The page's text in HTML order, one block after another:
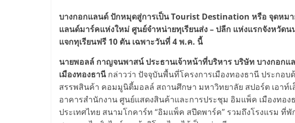
บางกอกแลนด์ ปักหมุดสู่การเป็นTourist Destination หรือ จุดหมา
แลนด์มาร์คแห่งใหม่ ศูนย์จำหน่ายทุเรียนส่ง – ปลีก แห่งแรกจังหวัด
แจกทุเรียนฟรี 10 ตัน เฉพาะวันที่ 4 พ.ค. นี้
นายพอลล์ กาญจนพาสน์ ประธานเจ้าหน้าที่บริหาร บริษัท บางกอกแ
เมืองทองธานีกล่าวว่า ปัจจุบันพื้นที่โครงการเมืองทองธานี ประกอ
สรรพสินค้า คอมมูนิตี้มอลล์ สถานศึกษา มหาวิทยาลัย สปอร์ต เอาท์
อาคารสำนักงาน ศูนย์แสดงสินค้าและการประชุม อิมแพ็ค เมืองทอง
ประเทศไทย สนามโกคาร์ท “อิมแพ็ค สปีดพาร์ค” รวมถึงโรงแรม ที่